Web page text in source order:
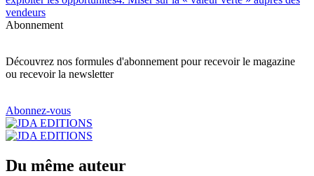
vendeurs
Abonnement
Découvrez nos formules d'abonnement pour recevoir le magazine
ou recevoir la newsletter
Abonnez-vous
Du même auteur